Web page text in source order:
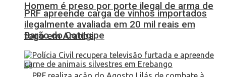
Homem é preso por porte ilegal de arma de
fogo em Aratiba
PRF apreende carga de vinhos importados
ilegalmente avaliada em 20 mil reais em
Barão do Cotegipe